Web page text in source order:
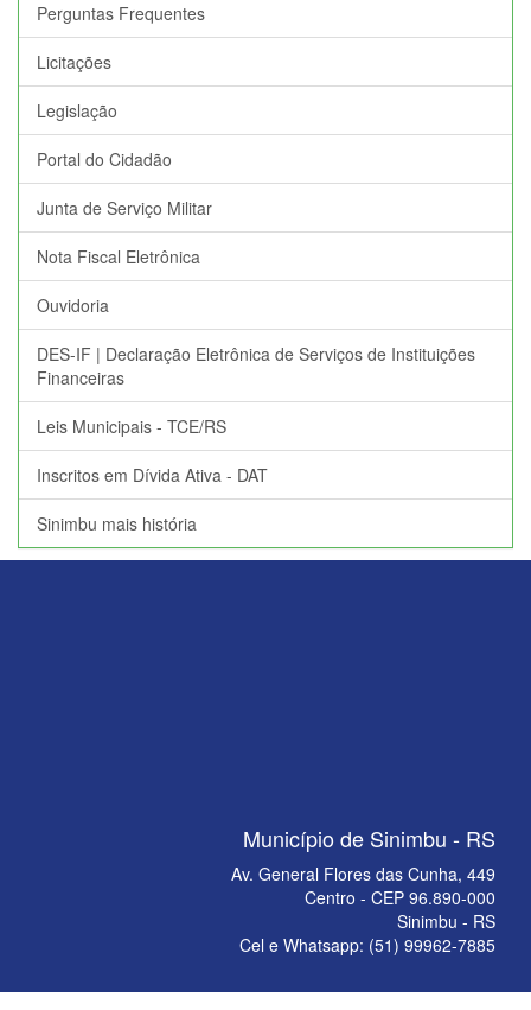
Perguntas Frequentes
Licitações
Legislação
Portal do Cidadão
Junta de Serviço Militar
Nota Fiscal Eletrônica
Ouvidoria
DES-IF | Declaração Eletrônica de Serviços de Instituições
Financeiras
Leis Municipais - TCE/RS
Inscritos em Dívida Ativa - DAT
Sinimbu mais história
Município de Sinimbu - RS
Av. General Flores das Cunha, 449
Centro - CEP 96.890-000
Sinimbu - RS
Cel e Whatsapp: (51) 99962-7885